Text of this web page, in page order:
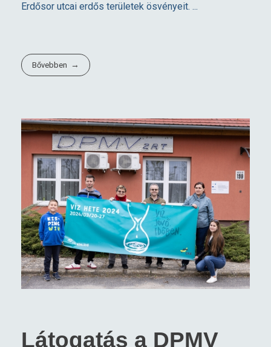
Erdősor utcai erdős területek ösvényeit. ...
Bővebben
Látogatás a DPMV